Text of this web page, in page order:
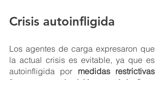
Crisis autoinfligida
Los agentes de carga expresaron que
la actual crisis es evitable, ya que es
autoinfligida por medidas restrictivas
“que carecen de visión estratégica”.